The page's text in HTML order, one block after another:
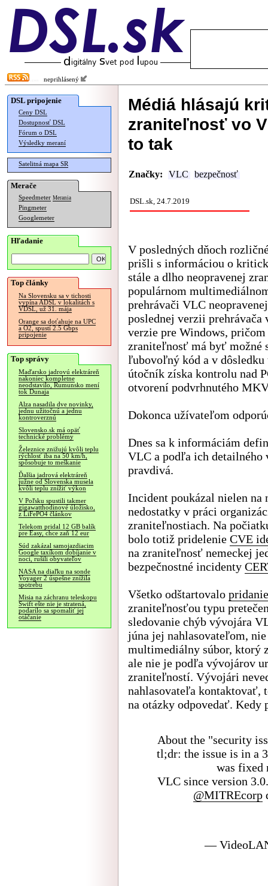
neprihlásený
DSL pripojenie
Ceny DSL
Dostupnosť DSL
Fórum o DSL
Výsledky meraní
Satelitná mapa SR
Merače
Speedmeter Merania
Pingmeter
Googlemeter
Hľadanie
Top články
Na Slovensku sa v tichosti
vypína ADSL v lokalitách s
VDSL, už 31. mája
Orange sa doťahuje na UPC
a O2, spustí 2.5 Gbps
pripojenie
Top správy
Maďarsko jadrovú elektráreň
nakoniec kompletne
neodstavilo, Rumunsko mení
tok Dunaja
Alza nasadila dve novinky,
jednu užitočnú a jednu
kontroverznú
Slovensko.sk má opäť
technické problémy
Železnice znižujú kvôli teplu
rýchlosť iba na 50 km/h,
spôsobuje to meškanie
Ďalšia jadrová elektráreň
južne od Slovenska musela
kvôli teplu znížiť výkon
V Poľsku spustili takmer
gigawatthodinové úložisko,
z LiFePO4 článkov
Telekom pridal 12 GB balík
pre Easy, chce zaň 12 eur
Súd zakázal samojazdiacim
Google taxíkom dobíjanie v
noci, rušili obyvateľov
NASA na diaľku na sonde
Voyager 2 úspešne znížila
spotrebu
Misia na záchranu teleskopu
Swift ešte nie je stratená,
podarilo sa spomaliť jej
otáčanie
Médiá hlásajú
zraniteľnosť vo
to tak
Značky: VLC bezpečnosť
DSL.sk, 24.7.2019
V posledných dňoch
prišli s informáciou o
stále a dlho neopravenej
populárnom
prehrávači VLC
poslednej verzii prehrávača
verzie pre Windows, pričom
zraniteľnosť má byť možné
ľubovoľný kód a v dôsledku
útočník získa kontrolu nad
otvorení podvrhnutého
Dokonca užívateľom
Dnes sa k informáciám
VLC a podľa ich detailného
pravdivá.
Incident poukázal nielen na
nedostatky v práci
zraniteľnostiach. Na
bolo totiž pridelenie CVE
na zraniteľnosť nemeckej
bezpečnostné incidenty
Všetko odštartovalo pridanie
zraniteľnosťou typu
sledovanie chýb vývojára
júna jej nahlasovateľom,
multimediálny súbor, ktorý
ale nie je podľa vývojárov
zraniteľností. Vývojári
nahlasovateľa kontaktovať,
na otázky odpovedať. Kedy
About the "security
tl;dr: the issue is in a
was fixed
VLC since version
@MITREcorp
—